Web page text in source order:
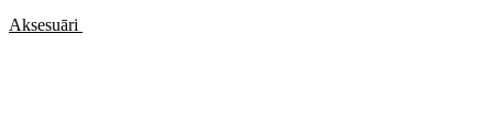
Aksesuāri